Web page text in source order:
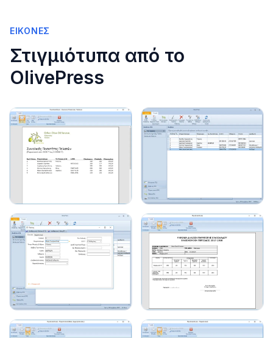
ΕΙΚΌΝΕΣ
Στιγμιότυπα από το
OlivePress